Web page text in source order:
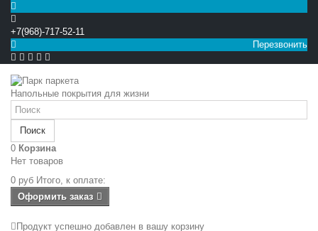
+7(968)-717-52-11
Перезвонить
 
Напольные покрытия для жизни
Поиск
0 Корзина
Нет товаров
0 руб Итого, к оплате:
Оформить заказ
Продукт успешно добавлен в вашу корзину